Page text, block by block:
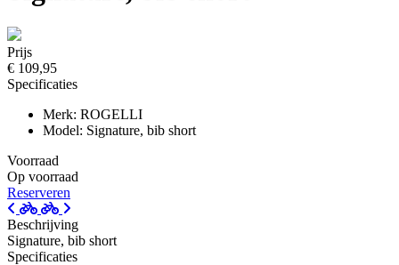
Prijs
€ 109,95
Specificaties
Merk: ROGELLI
Model: Signature, bib short
Voorraad
Op voorraad
Reserveren
Beschrijving
Signature, bib short
Specificaties